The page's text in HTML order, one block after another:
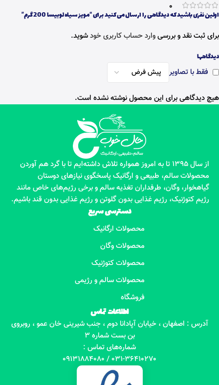
0
دیدگاهها
فقط با تصاویر
هیچ دیدگاهی برای این محصول نوشته نشده است.
اولین نفری باشید که دیدگاهی را ارسال می کنید برای “مویز سیاه لوبیسا 200 گرم”
برای ثبت نقد و بررسیوارد حساب کاربری خودشوید.
از سال 1395 تا به امروز همواره تلاش داشته‌ایم تا با گرد هم آوردن
محصولات سالم، طبیعی و ارگانیک پاسخگوی نیازهای دوستان
گیاهخوار، وگان، طرفداران تغذیه سالم و برخی رژیم‌های خاص مانند
رژیم کتوژنیک، رژیم غذایی بدون گلوتن و رژیم غذایی بدون قند باشیم.
دسترسی سریع
محصولات ارگانیک
محصولات وگان
محصولات کتوژنیک
محصولات سالم و رژیمی
فروشگاه
اطلاعات تماس
آدرس : اصفهان ، خیابان آپادانا دوم ، جنب شیرینی خان عمو ، روبروی
بن بست شماره 3
شماره‌های تماس :
031-36410270 / 09131884080